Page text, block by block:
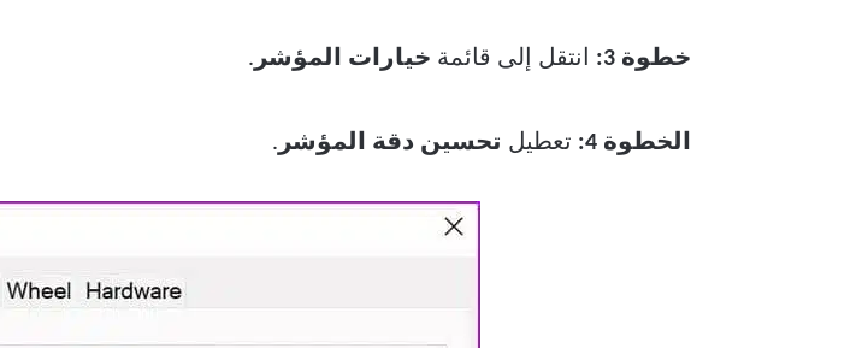
خطوة 3: انتقل إلى قائمة خيارات المؤشر .
الخطوة 4: تعطيل تحسين دقة المؤشر .